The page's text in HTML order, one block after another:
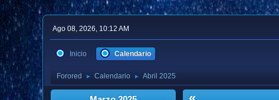
Ago 08, 2026, 10:12 AM
Inicio Calendario
Forored ► Calendario ► Abril 2025